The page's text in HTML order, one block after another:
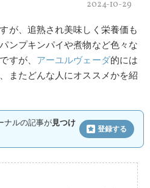
2024-10-29
が、追熟され美味しく栄養価も
ンプキンパイや煮物など色々な
すが、 アーユルヴェーダ的には
またどんな人にオススメかを紹
ナルの記事が見つけ
登録する